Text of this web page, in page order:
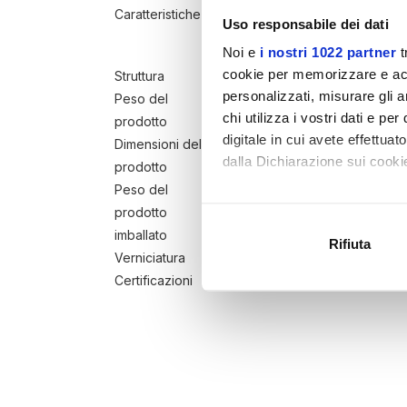
Uso responsabile dei dati
Noi e i nostri 1022 partner
cookie per memorizzare e
personalizzati, misurare gli
chi utilizza i vostri dati e per
digitale in cui avete
dalla Dichiarazione sui
Identificare il tuo
Rifiuta
Caratteristiche
cuscinetti PREMIUM
Regolazionipedana
Struttura
tubolare in acciaio a sezione
Peso del
prodotto
221 kg
Dimensioni del
prodotto
1745x1195x2430 mm
Peso del
prodotto
imballato
Verniciatura
Certificazioni